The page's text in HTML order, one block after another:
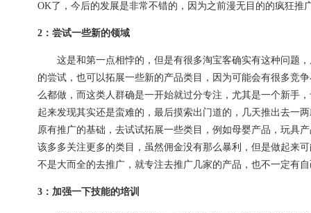
OK了，今后的发展是非常不错的，因为之前漫无目的的疯狂
2：尝试一些新的领域
这是和第一点相悖的，但是有很多淘宝客确实有这种问题，
的尝试，也可以拓展一些新的产品类目，因为可能会有很多竞
么都做，而这类人群确是一开始就过分专注，尤其是一个新手
起来发现其实还是蛮难的，最后摸索出门道的，几天推出去一
原有推广的基础，去试试拓展一些类目，例如母婴产品，玩具
该多多关注更多的类目，虽然佣金没有那么暴利，但是做起来
不是大而全的去推广，就专注去推广几家的产品，也不一定有
3：加强一下技能的培训